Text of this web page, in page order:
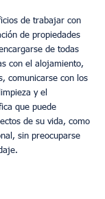
de trabajar con
de propiedades
de todas
con el alojamiento,
comunicarse con los
y el
que puede
de su vida, como
sin preocuparse